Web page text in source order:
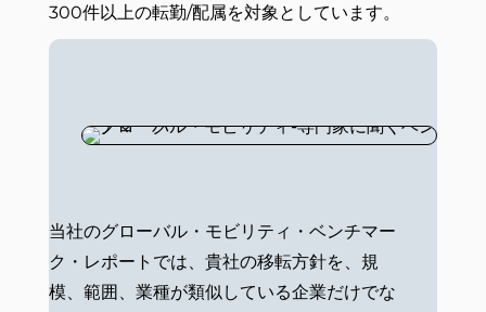
300件以上の転勤/配属を対象としています。
当社のグローバル・モビリティ・ベンチマー
ク・レポートでは、貴社の移転方針を、規
模、範囲、業種が類似している企業だけでな